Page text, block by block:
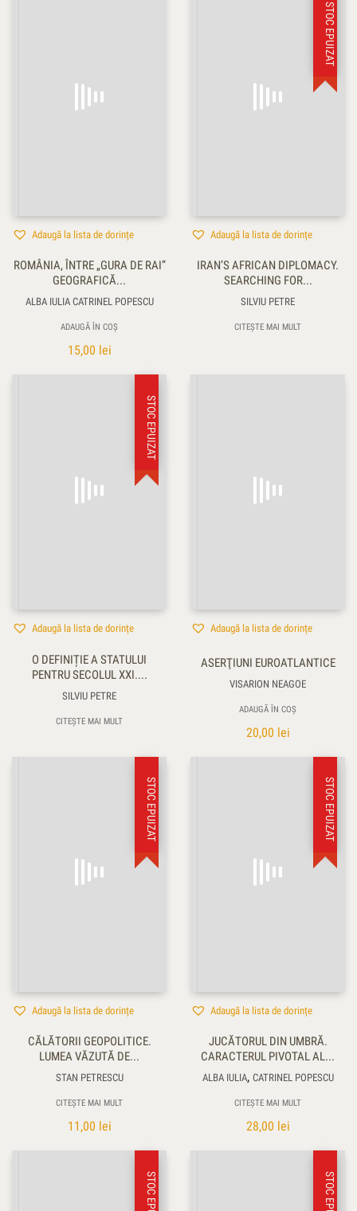
Adaugă la lista de dorințe
ROMÂNIA, ÎNTRE „GURA DE RAI”
GEOGRAFICĂ...
ALBA IULIA CATRINEL POPESCU
ADAUGĂ ÎN COȘ
15,00 lei
STOC EPUIZAT
Adaugă la lista de dorințe
IRAN’S AFRICAN DIPLOMACY.
SEARCHING FOR...
SILVIU PETRE
CITEȘTE MAI MULT
STOC EPUIZAT
Adaugă la lista de dorințe
O DEFINIȚIE A STATULUI
PENTRU SECOLUL XXI....
SILVIU PETRE
CITEȘTE MAI MULT
Adaugă la lista de dorințe
ASERŢIUNI EUROATLANTICE
VISARION NEAGOE
ADAUGĂ ÎN COȘ
20,00 lei
STOC EPUIZAT
Adaugă la lista de dorințe
CĂLĂTORII GEOPOLITICE.
LUMEA VĂZUTĂ DE...
STAN PETRESCU
CITEȘTE MAI MULT
11,00 lei
STOC EPUIZAT
Adaugă la lista de dorințe
JUCĂTORUL DIN UMBRĂ.
CARACTERUL PIVOTAL AL...
ALBA IULIA, CATRINEL POPESCU
CITEȘTE MAI MULT
28,00 lei